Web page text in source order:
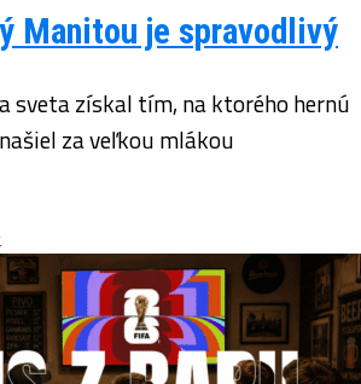
Manitou je spravodlivý
sveta získal tím, na ktorého hernú
za veľkou mlákou